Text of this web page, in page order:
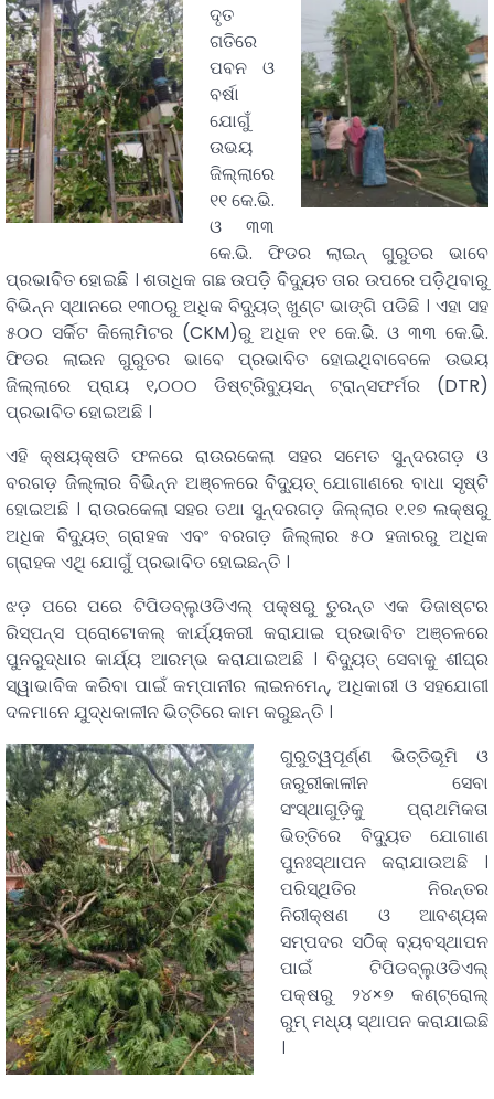
ଦୃତ
ଗତିରେ
ପବନ ଓ
ବର୍ଷା
ଯୋଗୁଁ
ଉଭୟ
ଜିଲ୍ଲାରେ
୧୧ କେ.ଭି.
ଓ ୩୩
କେ.ଭି. ଫିଡର ଲାଇନ୍ ଗୁରୁତର ଭାବେ
ପ୍ରଭାବିତ ହୋଇଛି । ଶତାଧିକ ଗଛ ଉପଡ଼ି ବିଦ୍ୟୁତ ତାର ଉପରେ ପଡ଼ିଥିବାରୁ
ବିଭିନ୍ନ ସ୍ଥାନରେ ୧୩୦ରୁ ଅଧିକ ବିଦ୍ୟୁତ୍ ଖୁଣ୍ଟ ଭାଙ୍ଗି ପଡିଛି । ଏହା ସହ
୫୦୦ ସର୍କିଟ କିଲୋମିଟର (CKM)ରୁ ଅଧିକ ୧୧ କେ.ଭି. ଓ ୩୩ କେ.ଭି.
ଫିଡର ଲାଇନ ଗୁରୁତର ଭାବେ ପ୍ରଭାବିତ ହୋଇଥିବାବେଳେ ଉଭୟ
ଜିଲ୍ଲାରେ ପ୍ରାୟ ୧,୦୦୦ ଡିଷ୍ଟ୍ରିବ୍ୟୁସନ୍‌ ଟ୍ରାନ୍ସଫର୍ମର (DTR)
ପ୍ରଭାବିତ ହୋଇଅଛି ।
ଏହି କ୍ଷୟକ୍ଷତି ଫଳରେ ରାଉରକେଲା ସହର ସମେତ ସୁନ୍ଦରଗଡ଼ ଓ
ବରଗଡ଼ ଜିଲ୍ଲାର ବିଭିନ୍ନ ଅଞ୍ଚଳରେ ବିଦ୍ୟୁତ୍ ଯୋଗାଣରେ ବାଧା ସୃଷ୍ଟି
ହୋଇଅଛି । ରାଉରକେଲା ସହର ତଥା ସୁନ୍ଦରଗଡ଼ ଜିଲ୍ଲାର ୧.୧୭ ଲକ୍ଷରୁ
ଅଧିକ ବିଦ୍ୟୁତ୍ ଗ୍ରାହକ ଏବଂ ବରଗଡ଼ ଜିଲ୍ଲାର ୫୦ ହଜାରରୁ ଅଧିକ
ଗ୍ରାହକ ଏଥି ଯୋଗୁଁ ପ୍ରଭାବିତ ହୋଇଛନ୍ତି ।
ଝଡ଼ ପରେ ପରେ ଟିପିଡବ୍ଲୁଓଡିଏଲ୍ ପକ୍ଷରୁ ତୁରନ୍ତ ଏକ ଡିଜାଷ୍ଟର
ରିସ୍ପନ୍ସ ପ୍ରୋଟୋକଲ୍‌ କାର୍ଯ୍ୟକରୀ କରାଯାଇ ପ୍ରଭାବିତ ଅଞ୍ଚଳରେ
ପୁନରୁଦ୍ଧାର କାର୍ଯ୍ୟ ଆରମ୍ଭ କରାଯାଇଅଛି । ବିଦ୍ୟୁତ୍ ସେବାକୁ ଶୀଘ୍ର
ସ୍ୱାଭାବିକ କରିବା ପାଇଁ କମ୍ପାନୀର ଲାଇନମେନ୍, ଅଧିକାରୀ ଓ ସହଯୋଗୀ
ଦଳମାନେ ଯୁଦ୍ଧକାଳୀନ ଭିତ୍ତିରେ କାମ କରୁଛନ୍ତି ।
ଗୁରୁତ୍ୱପୂର୍ଣ୍ଣ ଭିତ୍ତିଭୂମି ଓ
ଜରୁରୀକାଳୀନ ସେବା
ସଂସ୍ଥାଗୁଡ଼ିକୁ ପ୍ରାଥମିକତା
ଭିତ୍ତିରେ ବିଦ୍ୟୁତ ଯୋଗାଣ
ପୁନଃସ୍ଥାପନ କରାଯାଉଅଛି ।
ପରିସ୍ଥିତିର ନିରନ୍ତର
ନିରୀକ୍ଷଣ ଓ ଆବଶ୍ୟକ
ସମ୍ପଦର ସଠିକ୍‌ ବ୍ୟବସ୍ଥାପନ
ପାଇଁ ଟିପିଡବ୍ଲୁଓଡିଏଲ୍
ପକ୍ଷରୁ ୨୪×୭ କଣ୍ଟ୍ରୋଲ୍‌
ରୁମ୍‌ ମଧ୍ୟ ସ୍ଥାପନ କରାଯାଇଛି
।